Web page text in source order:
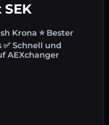
Krona ⭐ Bester
✅ Schnell und
AEXchanger